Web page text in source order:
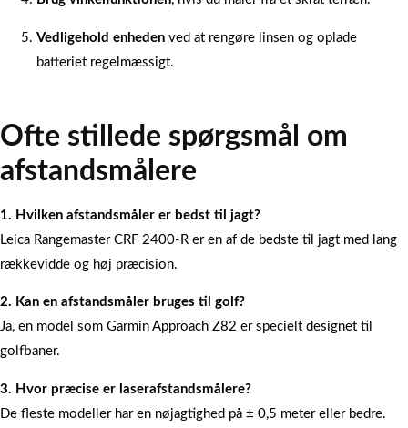
Vedligehold enheden ved at rengøre linsen og oplade
batteriet regelmæssigt.
Ofte stillede spørgsmål om
afstandsmålere
1. Hvilken afstandsmåler er bedst til jagt?
Leica Rangemaster CRF 2400-R er en af de bedste til jagt med lang
rækkevidde og høj præcision.
2. Kan en afstandsmåler bruges til golf?
Ja, en model som Garmin Approach Z82 er specielt designet til
golfbaner.
3. Hvor præcise er laserafstandsmålere?
De fleste modeller har en nøjagtighed på ± 0,5 meter eller bedre.